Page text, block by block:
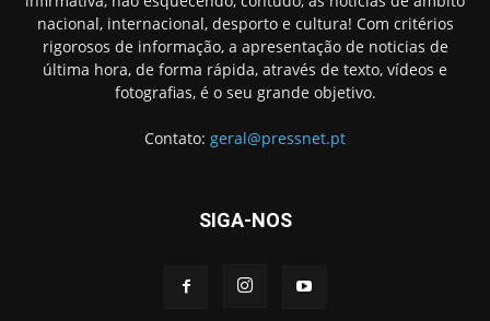
nacional, internacional, desporto e cultura! Com critérios
rigorosos de informação, a apresentação de noticias de
última hora, de forma rápida, através de texto, vídeos e
fotografias, é o seu grande objetivo.
Contato: geral@pressnet.pt
SIGA-NOS